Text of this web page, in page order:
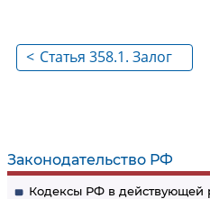
Законодательство РФ
Кодексы РФ в действующей
< Статья 358.1. Залог